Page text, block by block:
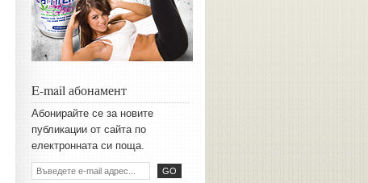
E-mail абонамент
Aбoниpaйтe ce зa нoвитe
пyбликaции oт caйтa пo
eлeктpoннaтa cи пoщa.